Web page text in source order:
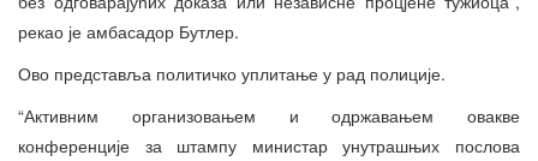
рекао је амбасадор Бутлер.
Ово представља политичко уплитање у рад полиције.
“Активним организовањем и одржавањем овакве
конференције за штампу министар унутрашњих послова